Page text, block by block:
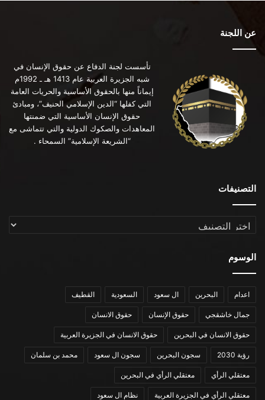
عن اللجنة
تأسست لجنة الدفاع عن حقوق الإنسان في
شبه الجزيرة العربية عام 1413 هـ ـ 1992م
إيماناً منها بالحقوق الأساسية والحريات العامة
التي كفلها “الدين الإسلامي الحنيف”، ومبادئ
حقوق الإنسان الأساسية التي ضمنتها
المعاهدات والصكوك الدولية والتي تتماشى مع
“الشريعة الإسلامية” السمحاء .
التصنيفات
التصنيفات
الوسوم
اعدام البحرين ال سعود السعودية القطيف
جمال خاشقجي حقوق الإنسان حقوق الانسان
حقوق الانسان في البحرين حقوق الانسان في الجزيرة العربية
رؤية 2030 سجون البحرين سجون ال سعود محمد بن سلمان
معتقلي الرأي معتقلي الرأي في البحرين
معتقلي الرأي في الجزيرة العربية نظام ال سعود